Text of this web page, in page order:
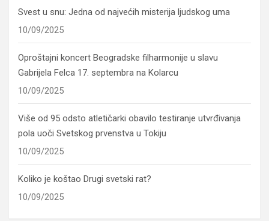
Svest u snu: Jedna od najvećih misterija ljudskog uma
10/09/2025
Oproštajni koncert Beogradske filharmonije u slavu
Gabrijela Felca 17. septembra na Kolarcu
10/09/2025
Više od 95 odsto atletičarki obavilo testiranje utvrđivanja
pola uoči Svetskog prvenstva u Tokiju
10/09/2025
Koliko je koštao Drugi svetski rat?
10/09/2025